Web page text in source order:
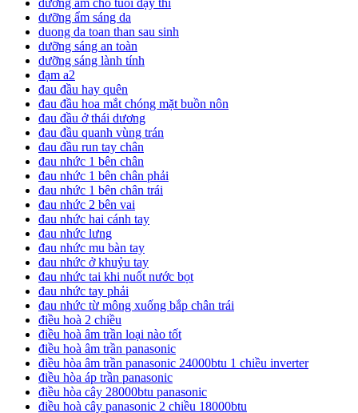
dưỡng ẩm cho tuổi dậy thì
dưỡng ẩm sáng da
duong da toan than sau sinh
dưỡng sáng an toàn
dưỡng sáng lành tính
đạm a2
đau đầu hay quên
đau đầu hoa mắt chóng mặt buồn nôn
đau đầu ở thái dương
đau đầu quanh vùng trán
đau đầu run tay chân
đau nhức 1 bên chân
đau nhức 1 bên chân phải
đau nhức 1 bên chân trái
đau nhức 2 bên vai
đau nhức hai cánh tay
đau nhức lưng
đau nhức mu bàn tay
đau nhức ở khuỷu tay
đau nhức tai khi nuốt nước bọt
đau nhức tay phải
đau nhức từ mông xuống bắp chân trái
điều hoà 2 chiều
điều hoà âm trần loại nào tốt
điều hoà âm trần panasonic
điều hòa âm trần panasonic 24000btu 1 chiều inverter
điều hòa áp trần panasonic
điều hòa cây 28000btu panasonic
điều hoà cây panasonic 2 chiều 18000btu